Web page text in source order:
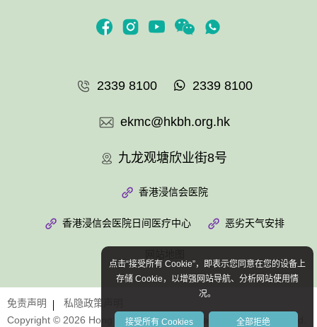
2339 8100 2339 8100
ekmc@hkbh.org.hk
九龙观塘欣业街8号
香港浸信会医院
香港浸信会医院日间医疗中心 恶劣天气安排
Copyright © 2026 Hong Kong Baptist Hospital. All Rights Reserved.
免责声明 私隐政策声明
点击“接受所有 Cookie”，即表示您同意在您的设备上
存储 Cookie，以增强网站导航、分析网站使用情
况。
接受所有 Cookies 全部拒绝